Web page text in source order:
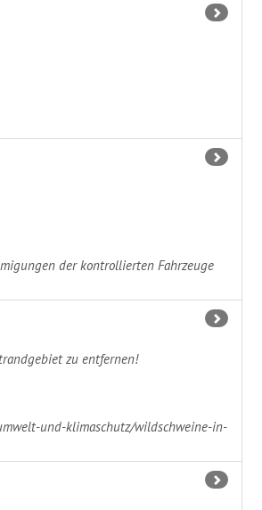
der kontrollierten Fahrzeuge
zu entfernen!
und-klimaschutz/wildschweine-in-